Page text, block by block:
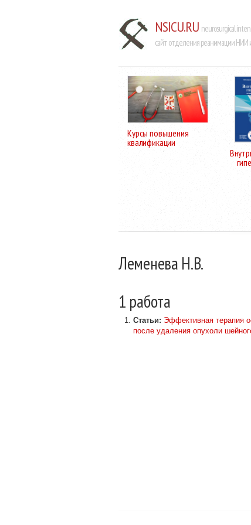
NSICU.RU neurosurgical
сайт отделения реанимации НИИ
Курсы повышения
квалификации
Леменева Н.В.
1 работа
Статьи: Эффективная терапия
после удаления опухоли